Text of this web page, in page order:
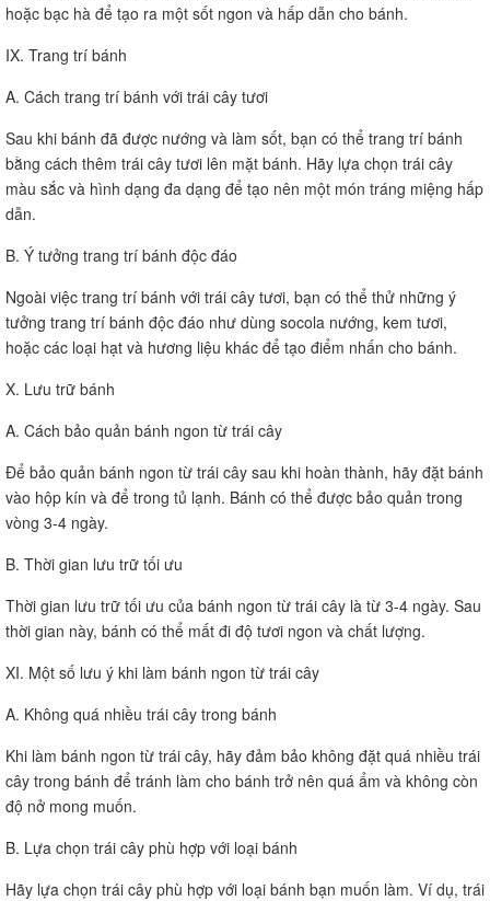
hoặc bạc hà để tạo ra một sốt ngon và hấp dẫn cho bánh.
IX. Trang trí bánh
A. Cách trang trí bánh với trái cây tươi
Sau khi bánh đã được nướng và làm sốt, bạn có thể trang trí bánh
bằng cách thêm trái cây tươi lên mặt bánh. Hãy lựa chọn trái cây
màu sắc và hình dạng đa dạng để tạo nên một món tráng miệng hấp
dẫn.
B. Ý tưởng trang trí bánh độc đáo
Ngoài việc trang trí bánh với trái cây tươi, bạn có thể thử những ý
tưởng trang trí bánh độc đáo như dùng socola nướng, kem tươi,
hoặc các loại hạt và hương liệu khác để tạo điểm nhấn cho bánh.
X. Lưu trữ bánh
A. Cách bảo quản bánh ngon từ trái cây
Để bảo quản bánh ngon từ trái cây sau khi hoàn thành, hãy đặt bánh
vào hộp kín và để trong tủ lạnh. Bánh có thể được bảo quản trong
vòng 3-4 ngày.
B. Thời gian lưu trữ tối ưu
Thời gian lưu trữ tối ưu của bánh ngon từ trái cây là từ 3-4 ngày. Sau
thời gian này, bánh có thể mất đi độ tươi ngon và chất lượng.
XI. Một số lưu ý khi làm bánh ngon từ trái cây
A. Không quá nhiều trái cây trong bánh
Khi làm bánh ngon từ trái cây, hãy đảm bảo không đặt quá nhiều trái
cây trong bánh để tránh làm cho bánh trở nên quá ẩm và không còn
độ nở mong muốn.
B. Lựa chọn trái cây phù hợp với loại bánh
Hãy lựa chọn trái cây phù hợp với loại bánh bạn muốn làm. Ví dụ, trái